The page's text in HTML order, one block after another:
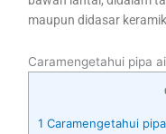
maupun didasar
Caramengetahui pipa
1 Caramengetahui